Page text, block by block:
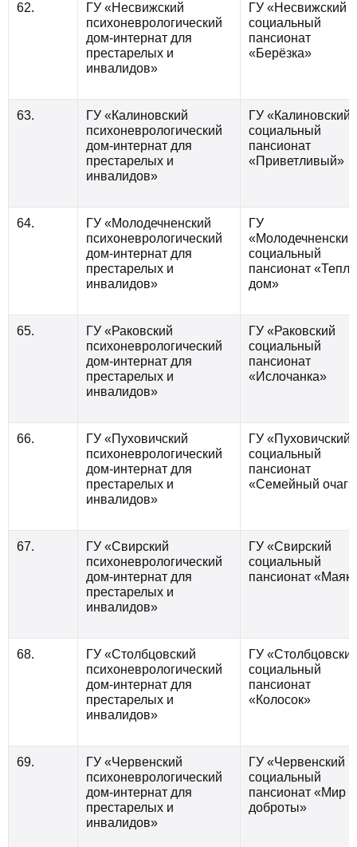
62.
ГУ «Несвижский
психоневрологический
дом-интернат для
престарелых и
инвалидов»
ГУ «Несвижский
социальный
пансионат
«Берёзка»
63.
ГУ «Калиновский
психоневрологический
дом-интернат для
престарелых и
инвалидов»
ГУ «Калиновский
социальный
пансионат
«Приветливый»
64.
ГУ «Молодечненский
психоневрологический
дом-интернат для
престарелых и
инвалидов»
ГУ
«Молодечненский
социальный
пансионат
дом»
65.
ГУ «Раковский
психоневрологический
дом-интернат для
престарелых и
инвалидов»
ГУ «Раковский
социальный
пансионат
«Ислочанка»
66.
ГУ «Пуховичский
психоневрологический
дом-интернат для
престарелых и
инвалидов»
ГУ «Пуховичский
социальный
пансионат
«Семейный очаг»
67.
ГУ «Свирский
психоневрологический
дом-интернат для
престарелых и
инвалидов»
ГУ «Свирский
социальный
пансионат
68.
ГУ «Столбцовский
психоневрологический
дом-интернат для
престарелых и
инвалидов»
ГУ
социальный
пансионат
«Колосок»
69.
ГУ «Червенский
психоневрологический
дом-интернат для
престарелых и
инвалидов»
ГУ «Червенский
социальный
пансионат «Мир
доброты»